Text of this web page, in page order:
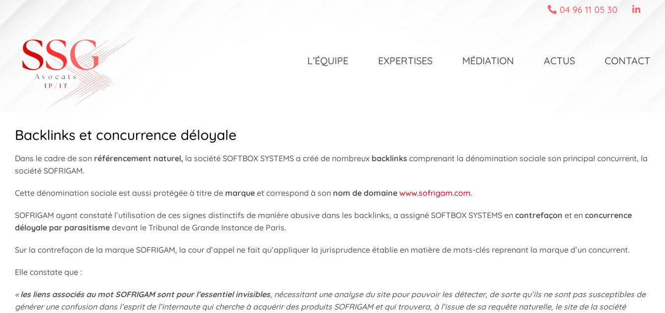
04 96 11 05 30
L’ÉQUIPE EXPERTISES MÉDIATION ACTUS CONTACT
Backlinks et concurrence déloyale
Dans le cadre de son référencement naturel, la société SOFTBOX SYSTEMS a créé de nombreux backlinks comprenant la dénomination sociale son principal concurrent, la
société SOFRIGAM.
Cette dénomination sociale est aussi protégée à titre de marque et correspond à son nom de domaine www.sofrigam.com.
SOFRIGAM ayant constaté l’utilisation de ces signes distinctifs de manière abusive dans les backlinks, a assigné SOFTBOX SYSTEMS en contrefaçon et en concurrence
déloyale par parasitisme devant le Tribunal de Grande Instance de Paris.
Sur la contrefaçon de la marque SOFRIGAM, la cour d’appel ne fait qu’appliquer la jurisprudence établie en matière de mots-clés reprenant la marque d’un concurrent.
Elle constate que :
«les liens associés au mot SOFRIGAM sont pour l’essentiel invisibles, nécessitant une analyse du site pour pouvoir les détecter, de sorte qu’ils ne sont pas susceptibles de
générer une confusion dans l’esprit de l’internaute qui cherche à acquérir des produits SOFRIGAM et qui trouvera, à l’issue de sa requête naturelle, le site de la société